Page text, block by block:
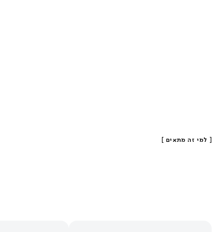
מספר 1 בישראל.
[ למי זה מתאים]